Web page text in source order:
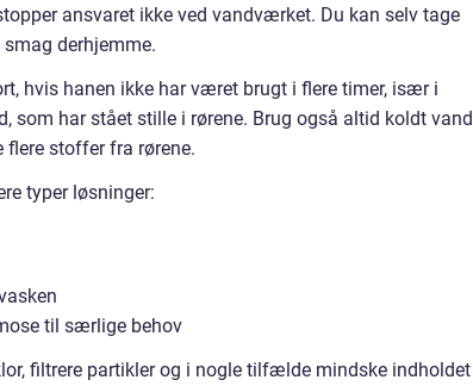
ansvaret ikke ved vandværket. Du kan selv tage
derhjemme.
hvis hanen ikke har været brugt i flere timer, især i
som har stået stille i rørene. Brug også altid koldt vand
stoffer fra rørene.
typer løsninger:
til særlige behov
filtrere partikler og i nogle tilfælde mindske indholdet